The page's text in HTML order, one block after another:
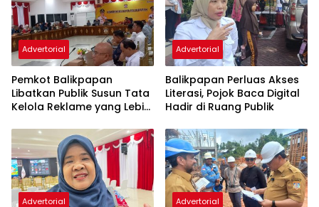
Advertorial
Pemkot Balikpapan
Libatkan Publik Susun Tata
Kelola Reklame yang Lebih
Advertorial
Balikpapan Perluas Akses
Literasi, Pojok Baca Digital
Hadir di Ruang Publik
Advertorial Advertorial